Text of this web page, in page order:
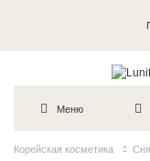
Меню
Корейская косметика